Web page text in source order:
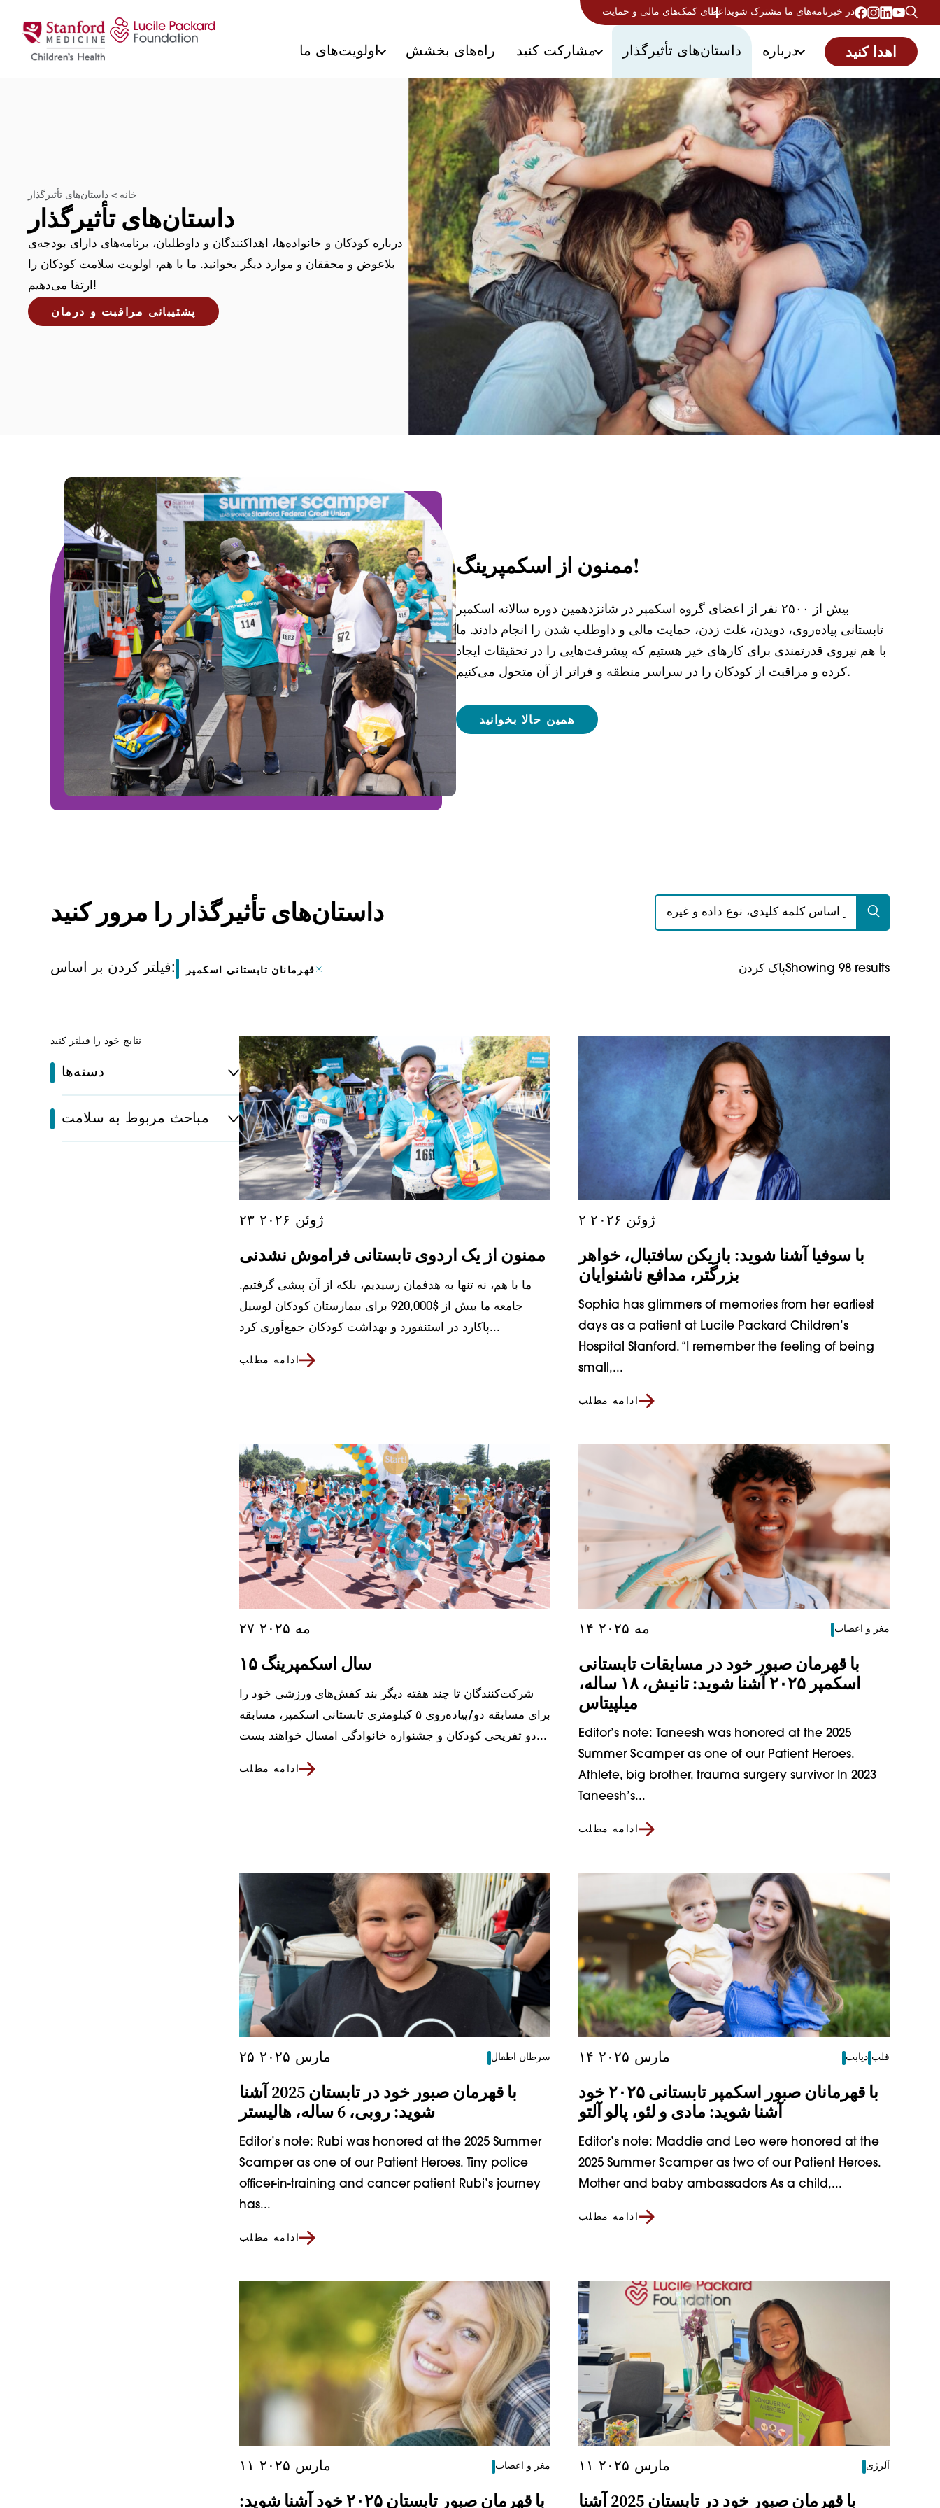
اعطای کمک‌های مالی و حمایتدر خبرنامه‌های ما مشترک شوید
اولویت‌های ما راه‌های بخشش مشارکت کنید داستان‌های تأثیرگذار درباره اهدا کنید
خانه > داستان‌های تأثیرگذار
داستان‌های تأثیرگذار
درباره کودکان و خانواده‌ها، اهداکنندگان و داوطلبان، برنامه‌های دارای بودجه‌ی
بلاعوض و محققان و موارد دیگر بخوانید. ما با هم، اولویت سلامت کودکان را
ارتقا می‌دهیم!
پشتیبانی مراقبت و درمان
ممنون از اسکمپرینگ!
بیش از ۲۵۰۰ نفر از اعضای گروه اسکمپر در شانزدهمین دوره سالانه اسکمپر
تابستانی پیاده‌روی، دویدن، غلت زدن، حمایت مالی و داوطلب شدن را انجام دادند. ما
با هم نیروی قدرتمندی برای کارهای خیر هستیم که پیشرفت‌هایی را در تحقیقات ایجاد
کرده و مراقبت از کودکان را در سراسر منطقه و فراتر از آن متحول می‌کنیم.
همین حالا بخوانید
داستان‌های تأثیرگذار را مرور کنید
فیلتر کردن بر اساس: قهرمانان تابستانی اسکمپر پاک کردنShowing 98 results
نتایج خود را فیلتر کنید
دسته‌ها
مباحث مربوط به سلامت
۲۳ ژوئن ۲۰۲۶
ما با هم، نه تنها به هدفمان رسیدیم، بلکه از آن پیشی گرفتیم.
جامعه ما بیش از $920,000 برای بیمارستان کودکان لوسیل
پاکارد در استنفورد و بهداشت کودکان جمع‌آوری کرد...
ادامه مطلب
۲ ژوئن ۲۰۲۶
با سوفیا آشنا شوید: بازیکن سافتبال، خواهر
بزرگتر، مدافع ناشنوایان
Sophia has glimmers of memories from her earliest
days as a patient at Lucile Packard Children’s
Hospital Stanford. “I remember the feeling of being
small,...
ادامه مطلب
۲۷ مه ۲۰۲۵
۱۵ سال اسکمپرینگ
شرکت‌کنندگان تا چند هفته دیگر بند کفش‌های ورزشی خود را
برای مسابقه دو/پیاده‌روی ۵ کیلومتری تابستانی اسکمپر، مسابقه
دو تفریحی کودکان و جشنواره خانوادگی امسال خواهند بست...
ادامه مطلب
۱۴ مه ۲۰۲۵ مغز و اعصاب
با قهرمان صبور خود در مسابقات تابستانی
اسکمپر ۲۰۲۵ آشنا شوید: تانیش، ۱۸ ساله،
میلپیتاس
Editor’s note: Taneesh was honored at the 2025
Summer Scamper as one of our Patient Heroes.
Athlete, big brother, trauma surgery survivor In 2023
Taneesh’s...
ادامه مطلب
۲۵ مارس ۲۰۲۵ سرطان اطفال
با قهرمان صبور خود در تابستان 2025 آشنا
شوید: روبی، 6 ساله، هالیستر
Editor’s note: Rubi was honored at the 2025 Summer
Scamper as one of our Patient Heroes. Tiny police
officer-in-training and cancer patient Rubi’s journey
has...
ادامه مطلب
۱۴ مارس ۲۰۲۵ دیابت قلب
با قهرمانان صبور اسکمپر تابستانی ۲۰۲۵ خود
آشنا شوید: مادی و لئو، پالو آلتو
Editor’s note: Maddie and Leo were honored at the
2025 Summer Scamper as two of our Patient Heroes.
Mother and baby ambassadors As a child,...
ادامه مطلب
۱۱ مارس ۲۰۲۵ مغز و اعصاب
با قهرمان صبور تابستان ۲۰۲۵ خود آشنا شوید:
۱۱ مارس ۲۰۲۵ آلرژی
با قهرمان صبور خود در تابستان 2025 آشنا